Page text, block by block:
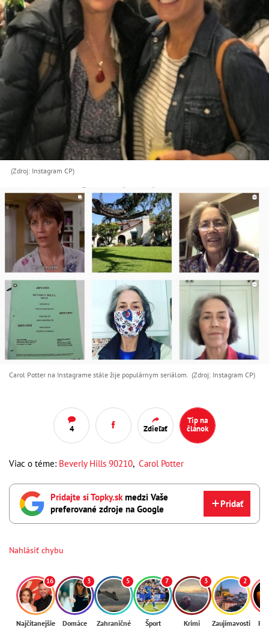
(Zdroj: Instagram CP)
Carol Potter na Instagrame stále žije populárnym seriálom. (Zdroj: Instagram CP)
4 Zdieľať
Tip na
článok
Viac o téme: Beverly Hills 90210, Carol Potter
Pridajte si Topky.skmedzi Vaše
preferované zdroje na Google
Pridať
Nahlásiť chybu
16
Najčítanejšie
3
Domáce
5
Zahraničné
7
Šport
3
Krimi
2
Zaujímavosti